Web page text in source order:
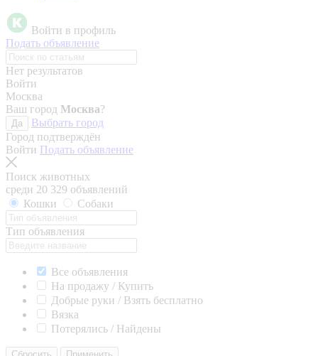
Войти в профиль
Подать объявление
Нет результатов
Войти
Москва
Ваш город Москва?
Да
Выбрать город
Город подтверждён
Войти Подать объявление
Поиск животных
среди 20 329 объявлений
Кошки
Собаки
Тип объявления
Все объявления
На продажу / Купить
Добрые руки / Взять бесплатно
Вязка
Потерялись / Найдены